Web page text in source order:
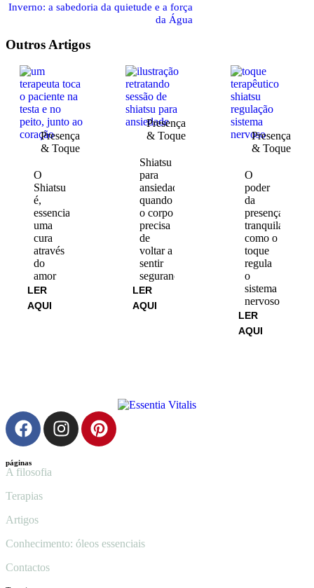
Inverno: a sabedoria da quietude e a força
da Água
Outros Artigos
Presença
& Toque
O
Shiatsu
é,
essencialmente,
uma
cura
através
do
amor
LER
AQUI
Presença
& Toque
Shiatsu
para
ansiedade:
quando
o corpo
precisa
de
voltar a
sentir
segurança
LER
AQUI
Presença
& Toque
O
poder
da
presença
tranquila:
como o
toque
regula
o
sistema
nervoso
LER
AQUI
páginas
A filosofia
Terapias
Artigos
Conhecimento: óleos essenciais
Contactos